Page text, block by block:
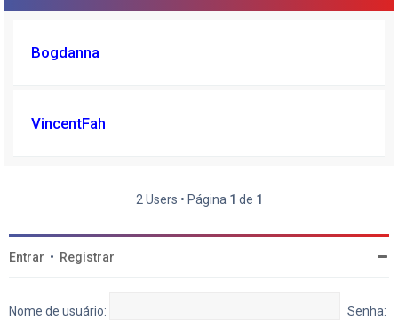
Bogdanna
VincentFah
2 Users • Página 1 de 1
Entrar • Registrar
Nome de usuário: Senha: